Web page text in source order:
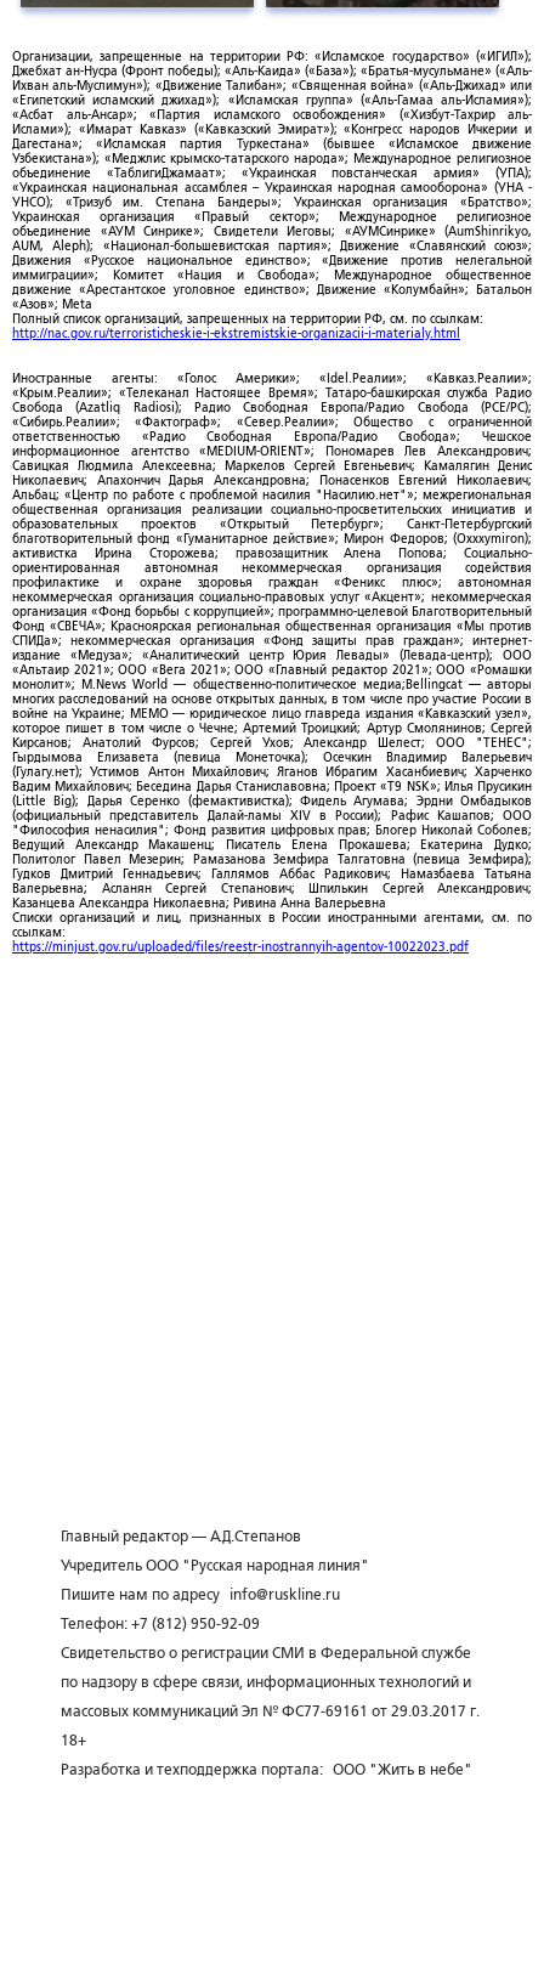
Организации, запрещенные на территории РФ: «Исламское государство» («ИГИЛ»);
Джебхат ан-Нусра (Фронт победы); «Аль-Каида» («База»); «Братья-мусульмане» («Аль-
Ихван аль-Муслимун»); «Движение Талибан»; «Священная война» («Аль-Джихад» или
«Египетский исламский джихад»); «Исламская группа» («Аль-Гамаа аль-Исламия»);
«Асбат аль-Ансар»; «Партия исламского освобождения» («Хизбут-Тахрир аль-
Ислами»); «Имарат Кавказ» («Кавказский Эмират»); «Конгресс народов Ичкерии и
Дагестана»; «Исламская партия Туркестана» (бывшее «Исламское движение
Узбекистана»); «Меджлис крымско-татарского народа»; Международное религиозное
объединение «ТаблигиДжамаат»; «Украинская повстанческая армия» (УПА);
«Украинская национальная ассамблея – Украинская народная самооборона» (УНА -
УНСО); «Тризуб им. Степана Бандеры»; Украинская организация «Братство»;
Украинская организация «Правый сектор»; Международное религиозное
объединение «АУМ Синрике»; Свидетели Иеговы; «АУМСинрике» (AumShinrikyo,
AUM, Aleph); «Национал-большевистская партия»; Движение «Славянский союз»;
Движения «Русское национальное единство»; «Движение против нелегальной
иммиграции»; Комитет «Нация и Свобода»; Международное общественное
движение «Арестантское уголовное единство»; Движение «Колумбайн»; Батальон
«Азов»; Meta
Полный список организаций, запрещенных на территории РФ, см. по ссылкам:
http://nac.gov.ru/terroristicheskie-i-ekstremistskie-organizacii-i-materialy.html
Иностранные агенты: «Голос Америки»; «Idel.Реалии»; «Кавказ.Реалии»;
«Крым.Реалии»; «Телеканал Настоящее Время»; Татаро-башкирская служба Радио
Свобода (Azatliq Radiosi); Радио Свободная Европа/Радио Свобода (PCE/PC);
«Сибирь.Реалии»; «Фактограф»; «Север.Реалии»; Общество с ограниченной
ответственностью «Радио Свободная Европа/Радио Свобода»; Чешское
информационное агентство «MEDIUM-ORIENT»; Пономарев Лев Александрович;
Савицкая Людмила Алексеевна; Маркелов Сергей Евгеньевич; Камалягин Денис
Николаевич; Апахончич Дарья Александровна; Понасенков Евгений Николаевич;
Альбац; «Центр по работе с проблемой насилия "Насилию.нет"»; межрегиональная
общественная организация реализации социально-просветительских инициатив и
образовательных проектов «Открытый Петербург»; Санкт-Петербургский
благотворительный фонд «Гуманитарное действие»; Мирон Федоров; (Oxxxymiron);
активистка Ирина Сторожева; правозащитник Алена Попова; Социально-
ориентированная автономная некоммерческая организация содействия
профилактике и охране здоровья граждан «Феникс плюс»; автономная
некоммерческая организация социально-правовых услуг «Акцент»; некоммерческая
организация «Фонд борьбы с коррупцией»; программно-целевой Благотворительный
Фонд «СВЕЧА»; Красноярская региональная общественная организация «Мы против
СПИДа»; некоммерческая организация «Фонд защиты прав граждан»; интернет-
издание «Медуза»; «Аналитический центр Юрия Левады» (Левада-центр); ООО
«Альтаир 2021»; ООО «Вега 2021»; ООО «Главный редактор 2021»; ООО «Ромашки
монолит»; M.News World — общественно-политическое медиа;Bellingcat — авторы
многих расследований на основе открытых данных, в том числе про участие России в
войне на Украине; МЕМО — юридическое лицо главреда издания «Кавказский узел»,
которое пишет в том числе о Чечне; Артемий Троицкий; Артур Смолянинов; Сергей
Кирсанов; Анатолий Фурсов; Сергей Ухов; Александр Шелест; ООО "ТЕНЕС";
Гырдымова Елизавета (певица Монеточка); Осечкин Владимир Валерьевич
(Гулагу.нет); Устимов Антон Михайлович; Яганов Ибрагим Хасанбиевич; Харченко
Вадим Михайлович; Беседина Дарья Станиславовна; Проект «T9 NSK»; Илья Прусикин
(Little Big); Дарья Серенко (фемактивистка); Фидель Агумава; Эрдни Омбадыков
(официальный представитель Далай-ламы XIV в России); Рафис Кашапов; ООО
"Философия ненасилия"; Фонд развития цифровых прав; Блогер Николай Соболев;
Ведущий Александр Макашенц; Писатель Елена Прокашева; Екатерина Дудко;
Политолог Павел Мезерин; Рамазанова Земфира Талгатовна (певица Земфира);
Гудков Дмитрий Геннадьевич; Галлямов Аббас Радикович; Намазбаева Татьяна
Валерьевна; Асланян Сергей Степанович; Шпилькин Сергей Александрович;
Казанцева Александра Николаевна; Ривина Анна Валерьевна
Списки организаций и лиц, признанных в России иностранными агентами, см. по
ссылкам:
https://minjust.gov.ru/uploaded/files/reestr-inostrannyih-agentov-10022023.pdf
Главный редактор — А.Д.Степанов
Учредитель ООО "Русская народная линия"
Пишите нам по адресу
info@ruskline.ru
Телефон: +7 (812) 950-92-09
Свидетельство о регистрации СМИ в Федеральной службе
по надзору в сфере связи, информационных технологий и
массовых коммуникаций Эл № ФС77-69161 от 29.03.2017 г.
18+
Разработка и техподдержка портала: ООО "Жить в небе"